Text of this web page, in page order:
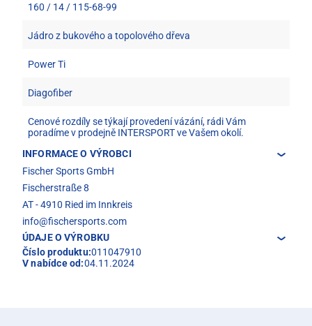
160 / 14 / 115-68-99
Jádro z bukového a topolového dřeva
Power Ti
Diagofiber
Cenové rozdíly se týkají provedení vázání, rádi Vám
poradíme v prodejně INTERSPORT ve Vašem okolí.
INFORMACE O VÝROBCI
Fischer Sports GmbH
Fischerstraße 8
AT - 4910 Ried im Innkreis
info@fischersports.com
ÚDAJE O VÝROBKU
Číslo produktu:011047910
V nabídce od:04.11.2024